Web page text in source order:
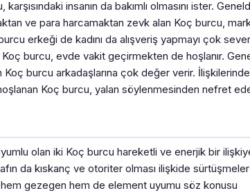
insanın da bakımlı olmasını ister.
ve para harcamaktan zevk alan Koç burcu,
erkeği de kadını da alışveriş yapmayı çok
burcu, evde vakit geçirmekten de hoşlanır.
burcu arkadaşlarına çok değer verir.
Koç burcu, yalan söylenmesinden nefret
olan iki Koç burcu hareketli ve enerjik bir
da kıskanç ve otoriter olması ilişkide
gezegen hem de element uyumu söz konusu